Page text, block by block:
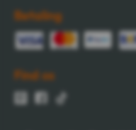
Betaling
Find os